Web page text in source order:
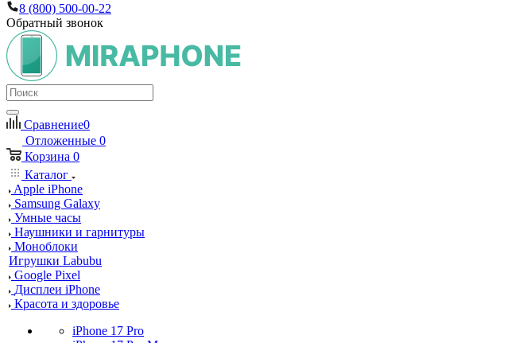
8 (800) 500-00-22
Обратный звонок
Сравнение0
Отложенные 0
Корзина 0
Каталог
Apple iPhone
Samsung Galaxy
Умные часы
Наушники и гарнитуры
Моноблоки
Игрушки Labubu
Google Pixel
Дисплеи iPhone
Красота и здоровье
iPhone 17 Pro